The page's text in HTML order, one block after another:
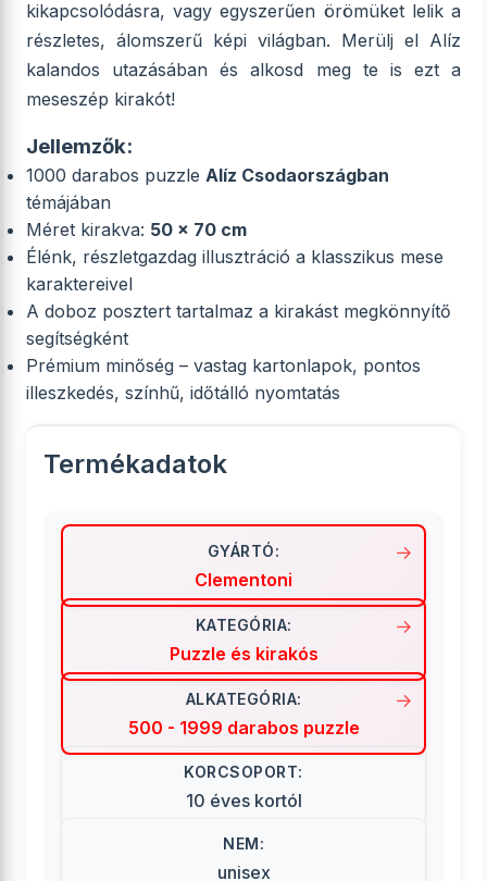
kikapcsolódásra, vagy egyszerűen örömüket lelik a
részletes, álomszerű képi világban. Merülj el Alíz
kalandos utazásában és alkosd meg te is ezt a
meseszép kirakót!
Jellemzők:
1000 darabos puzzle Alíz Csodaországban
témájában
Méret kirakva: 50 x 70 cm
Élénk, részletgazdag illusztráció a klasszikus mese
karaktereivel
A doboz posztert tartalmaz a kirakást megkönnyítő
segítségként
Prémium minőség – vastag kartonlapok, pontos
illeszkedés, színhű, időtálló nyomtatás
Termékadatok
GYÁRTÓ:
Clementoni
KATEGÓRIA:
Puzzle és kirakós
ALKATEGÓRIA:
500 - 1999 darabos puzzle
KORCSOPORT:
10 éves kortól
NEM:
unisex